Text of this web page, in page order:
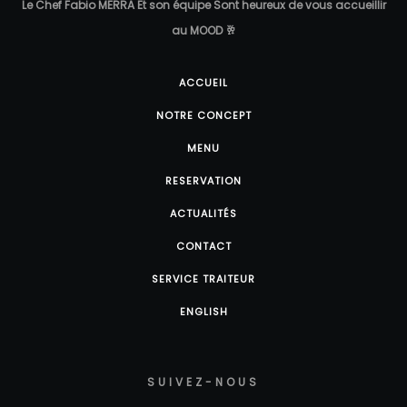
Le Chef Fabio MERRA Et son équipe Sont heureux de vous accueillir
au MOOD 🥂
ACCUEIL
NOTRE CONCEPT
MENU
RESERVATION
ACTUALITÉS
CONTACT
SERVICE TRAITEUR
ENGLISH
SUIVEZ-NOUS